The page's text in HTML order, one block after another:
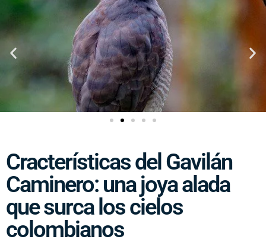
Cracterísticas del Gavilán
Caminero: una joya alada
que surca los cielos
colombianos